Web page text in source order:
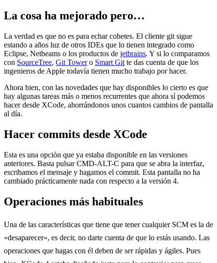
La cosa ha mejorado pero…
La verdad es que no es para echar cohetes. El cliente git sigue
estando a años luz de otros IDEs que lo tienen integrado como
Eclipse, Netbeams o los productos de jetbrains. Y si lo comparamos
con SourceTree, Git Towero Smart Git te das cuenta de que los
ingenieros de Apple todavía tienen mucho trabajo por hacer.
Ahora bien, con las novedades que hay disponibles lo cierto es que
hay algunas tareas más o menos recurrentes que ahora sí podemos
hacer desde XCode, ahorrándonos unos cuantos cambios de pantalla
al día.
Hacer commits desde XCode
Esta es una opción que ya estaba disponible en las versiones
anteriores. Basta pulsar CMD-ALT-C para que se abra la interfaz,
escribamos el mensaje y hagamos el commit. Esta pantalla no ha
cambiado prácticamente nada con respecto a la versión 4.
Operaciones más habituales
Una de las características que tiene que tener cualquier SCM es la de
«desaparecer», es decir, no darte cuenta de que lo estás usando. Las
operaciones que hagas con él deben de ser rápidas y ágiles. Pues